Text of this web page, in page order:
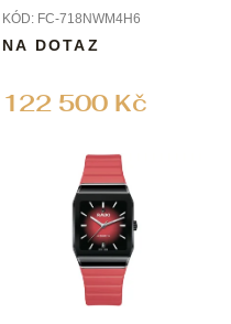
Manufacture
KÓD: FC-718NWM4H6
122 500 Kč
NA DOTAZ